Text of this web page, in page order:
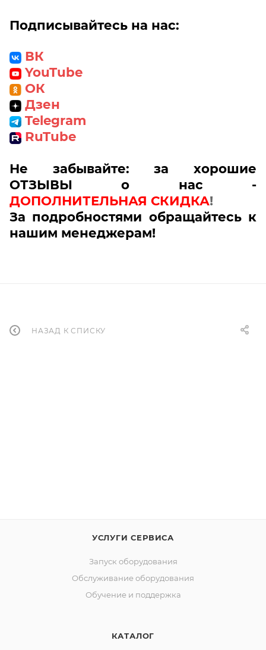
Подписывайтесь на нас:
ВК
YouTube
ОК
Дзен
Telegram
RuTube
Не забывайте: за хорошие
ОТЗЫВЫ о нас -
ДОПОЛНИТЕЛЬНАЯ СКИДКА!
За подробностями обращайтесь к
нашим менеджерам!
НАЗАД К СПИСКУ
УСЛУГИ СЕРВИСА
Запуск оборудования
Обслуживание оборудования
Обучение и поддержка
КАТАЛОГ